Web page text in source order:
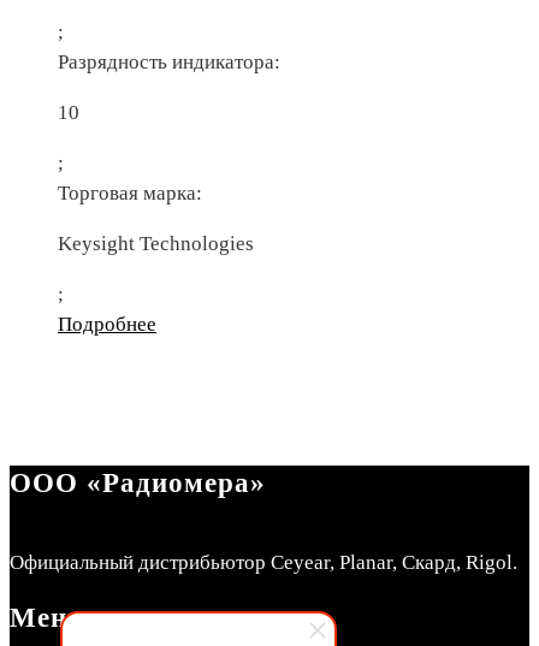
;
Разрядность индикатора:
10
;
Торговая марка:
Keysight Technologies
;
Подробнее
ООО «Радиомера»
Официальный дистрибьютор Ceyear, Planar, Скард, Rigol.
Меню